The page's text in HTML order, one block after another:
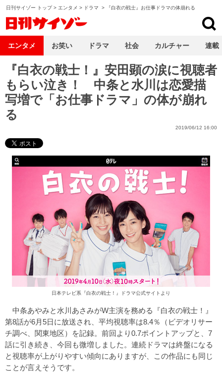
日刊サイゾー トップ> エンタメ > ドラマ > 『白衣の戦士』お仕事ドラマの体崩れる
『白衣の戦士！』安田顕の涙に視聴者
もらい泣き！ 中条と水川は恋愛描
写増で「お仕事ドラマ」の体が崩れ
る
2019/06/12 16:00
日本テレビ系『白衣の戦士！』ドラマ公式サイトより
中条あやみと水川あさみがW主演を務める『白衣の戦士！』
第8話が6月5日に放送され、平均視聴率は8.4％（ビデオリサー
チ調べ、関東地区）を記録。前回より0.7ポイントアップと、7
話に引き続き、今回も微増しました。連続ドラマは終盤になる
と視聴率が上がりやすい傾向にありますが、この作品にも同じ
ことが言えそうです。
エンタメ お笑い ドラマ 社会 カルチャー 連載